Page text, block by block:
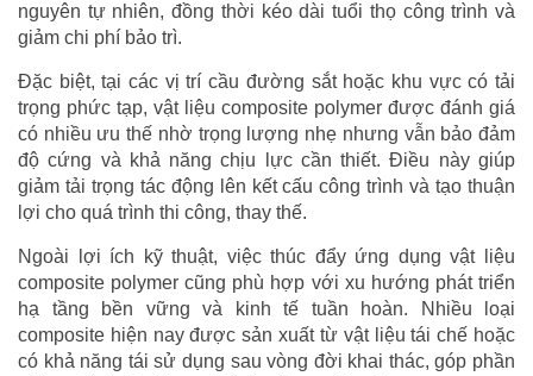
nguyên tự nhiên, đồng thời kéo dài tuổi thọ công trình và
giảm chi phí bảo trì.
Đặc biệt, tại các vị trí cầu đường sắt hoặc khu vực có tải
trọng phức tạp, vật liệu composite polymer được đánh giá
có nhiều ưu thế nhờ trọng lượng nhẹ nhưng vẫn bảo đảm
độ cứng và khả năng chịu lực cần thiết. Điều này giúp
giảm tải trọng tác động lên kết cấu công trình và tạo thuận
lợi cho quá trình thi công, thay thế.
Ngoài lợi ích kỹ thuật, việc thúc đẩy ứng dụng vật liệu
composite polymer cũng phù hợp với xu hướng phát triển
hạ tầng bền vững và kinh tế tuần hoàn. Nhiều loại
composite hiện nay được sản xuất từ vật liệu tái chế hoặc
có khả năng tái sử dụng sau vòng đời khai thác, góp phần